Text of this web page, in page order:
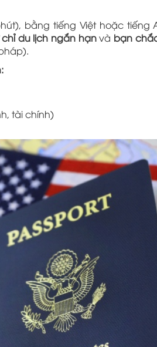
bằng tiếng Việt hoặc tiếng
du lịch ngắn hạnvà bạn
tài chính)